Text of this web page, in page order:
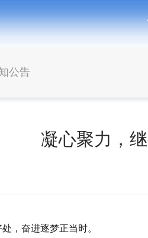
公告
凝心聚力，
，奋进逐梦正当时。